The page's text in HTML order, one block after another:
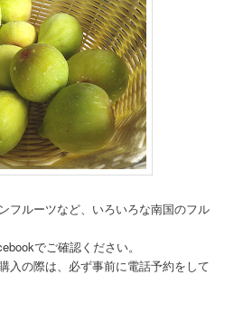
フルーツなど、いろいろな南国のフル
でご確認ください。
入の際は、必ず事前に電話予約をして